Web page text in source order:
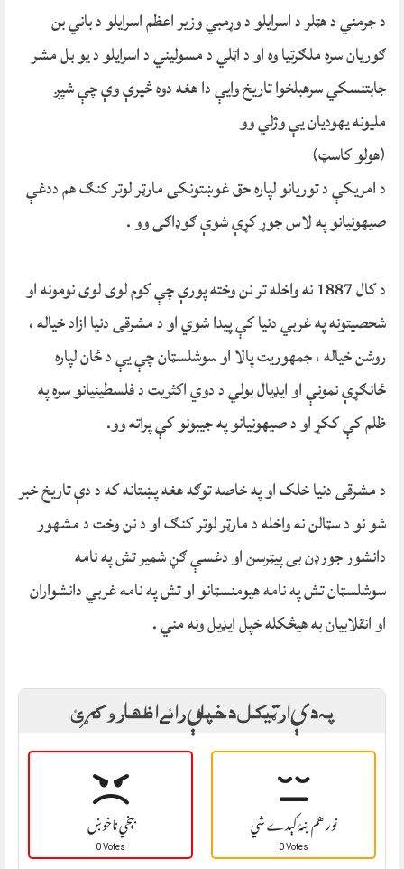
د جرمني د هټلر د اسرایلو د وړمبي وزیر اعظم اسرایلو د باني بن
ګوریان سره ملګرتیا وه او د اټلي د مسولیني د اسرایلو د یو بل مشر
جابتنسکي سرهبلخوا تاریخ وایې دا هغه دوه څیرې وې چې شپږ
ملیونه یهودیان یې وژلي وو
(هولو کاسټ)
د امریکې د توریانو لپاره حق غوښتونکی مارټر لوتر کنګ هم ددغې
صیهونیانو په لاس جوړ کړې شوې ګوډاګی وو .
د کال 1887 نه واخله تر نن وخته پورې چې کوم لوی لوی نومونه او
شحصیتونه په غربي دنیا کې پیدا شوي او د مشرقی دنیا ازاد خیاله ،
روشن خیاله ، جمهوریت پالا او سوشلسټان چې یې د ځان لپاره
ځانګړې نمونې او ایډیال بولي د دوي اکثریت د فلسطینیانو سره په
ظلم کې ککړ او د صیهونیانو په جیبونو کې پراته وو.
د مشرقی دنیا خلک او په خاصه توګه هغه پښتانه که د دې تاریخ خبر
شو نو د سټالن نه واخله د مارټر لوتر کنګ او د نن وخت د مشهور
دانشور جورډن بی پیټرسن او دغسې ګڼ شمیر تش په نامه
سوشلسټان تش په نامه هیومنسټانو او تش په نامه غربي دانشواران
او انقلابیان به هیڅکله خپل ایډیل ونه مني .
په دې ارټيکل د خپلې رائے اظهار وکړئ
بېخي ناخوښ
0 Votes نور هم ښۀ کېدے شي
0 Votes